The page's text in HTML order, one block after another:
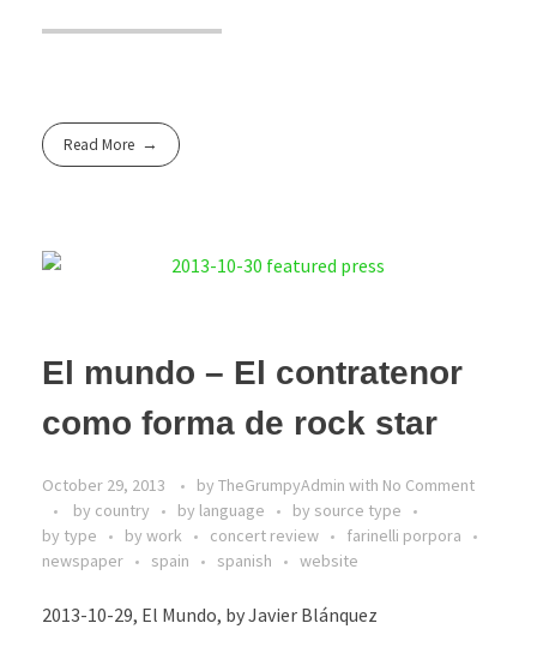
Read More
El mundo – El contratenor
como forma de rock star
October 29, 2013 by TheGrumpyAdmin with No Comment
by country
by language
by source type
by type
by work concert review
farinelli porpora
newspaper
spain spanish website
2013-10-29, El Mundo, by Javier Blánquez